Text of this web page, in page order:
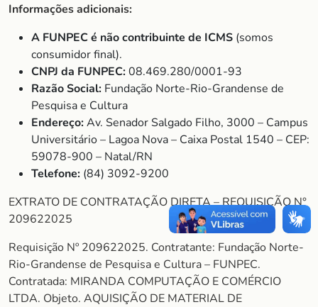
Informações adicionais:
A FUNPEC é não contribuinte de ICMS (somos
consumidor final).
CNPJ da FUNPEC:08.469.280/0001-93
Razão Social: Fundação Norte-Rio-Grandense de
Pesquisa e Cultura
Endereço:Av. Senador Salgado Filho, 3000 – Campus
Universitário – Lagoa Nova – Caixa Postal 1540 – CEP:
59078-900 – Natal/RN
Telefone: (84) 3092-9200
EXTRATO DE CONTRATAÇÃO DIRETA – REQUISIÇÃO N°
209622025
Requisição Nº 209622025. Contratante: Fundação Norte-
Rio-Grandense de Pesquisa e Cultura – FUNPEC.
Contratada: MIRANDA COMPUTAÇÃO E COMÉRCIO
LTDA. Objeto. AQUISIÇÃO DE MATERIAL DE